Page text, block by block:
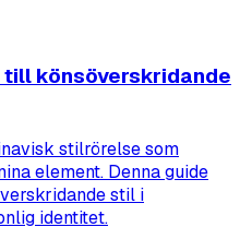
till könsöverskridande
stilrörelse som
element. Denna guide
stil i
identitet.